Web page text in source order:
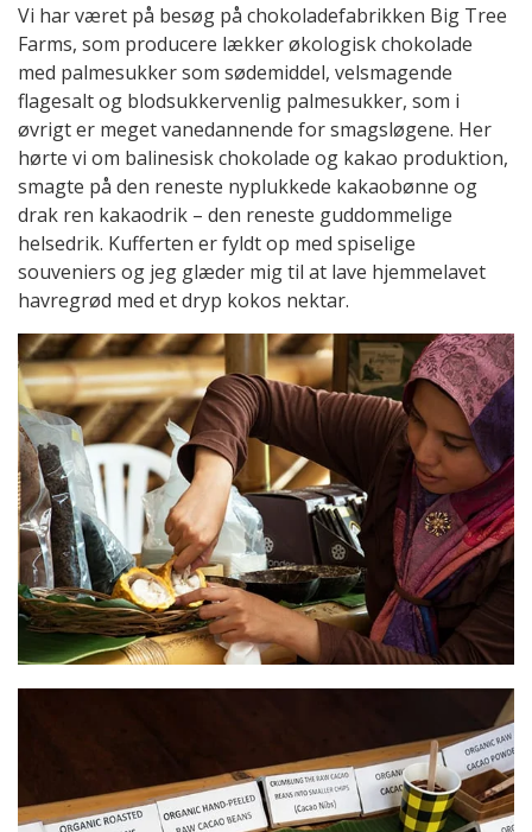
Vi har været på besøg på chokoladefabrikken Big Tree
Farms, som producere lækker økologisk chokolade
med palmesukker som sødemiddel, velsmagende
flagesalt og blodsukkervenlig palmesukker, som i
øvrigt er meget vanedannende for smagsløgene. Her
hørte vi om balinesisk chokolade og kakao produktion,
smagte på den reneste nyplukkede kakaobønne og
drak ren kakaodrik – den reneste guddommelige
helsedrik. Kufferten er fyldt op med spiselige
souveniers og jeg glæder mig til at lave hjemmelavet
havregrød med et dryp kokos nektar.